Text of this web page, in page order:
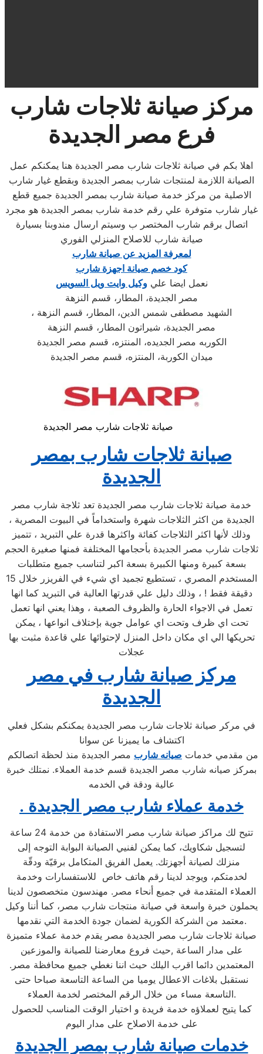
مركز صيانة ثلاجات شارب
فرع مصر الجديدة
اهلا بكم في صيانة ثلاجات شارب مصر الجديدة هنا يمكنكم عمل
الصيانة اللازمة لمنتجات شارب بمصر الجديدة وبقطع غيار شارب
الاصلية من مركز خدمة صيانة شارب بمصر الجديدة جميع قطع
غيار شارب متوفرة علي رقم خدمة شارب بمصر الجديدة هو مجرد
اتصال برقم شارب المختصر ب وسيتم ارسال مندوبنا بسيارة
صيانة شارب للاصلاح المنزلي الفوري
لمعرفة المزيد عن صيانة شارب
كود خصم صيانة اجهزة شارب
نعمل ايضا عليوكيل وايت ويل السويس
مصر الجديدة، المطار، قسم النزهة
، الشهيد مصطفى شمس الدين، المطار، قسم النزهة
مصر الجديدة، شيراتون المطار، قسم النزهة
الكوربه مصر الجديده، المنتزه، قسم مصر الجديدة
ميدان الكوربة، المنتزه، قسم مصر الجديدة
صيانة ثلاجات شارب مصر الجديدة
صيانة ثلاجات شارب بمصر
الجديدة
خدمة صيانة ثلاجات شارب مصر الجديدة تعد ثلاجة شارب مصر
الجديدة من اكثر الثلاجات شهرة واستخداماً في البيوت المصرية ،
وذلك لأنها اكثر الثلاجات كفائة واكثرها قدرة علي التبريد ، تتميز
ثلاجات شارب مصر الجديدة بأحجامها المختلفة فمنها صغيرة الحجم
بسعة كبيرة ومنها الكبيرة بسعة اكبر لتناسب جميع متطلبات
المستخدم المصري ، تستطيع تجميد اي شيء في الفريزر خلال 15
دقيقة فقط ! ، وذلك دليل علي قدرتها العالية في التبريد كما انها
تعمل في الاجواء الحارة والظروف الصعبة ، وهذا يعني انها تعمل
تحت اي ظرف وتحت اي عوامل جوية بإختلاف انواعها ، يمكن
تحريكها الي اي مكان داخل المنزل لإحتوائها علي قاعدة مثبت بها
عجلات
مركز صيانة شارب في مصر
الجديدة
في مركر صيانة ثلاجات شارب مصر الجديدة يمكنكم بشكل فعلي
اكتشاف ما يميزنا عن سوانا
من مقدمي خدمات صيانه شارب مصر الجديدة منذ لحظة اتصالكم
بمركز صيانه شارب مصر الجديدة قسم خدمة العملاء. نمتلك خبرة
عالية ودقة في الخدمه
. خدمة عملاء شارب مصر الجديدة
تتيح لك مراكز صيانة شارب مصر الاستفادة من خدمة 24 ساعة
لتسجيل شكاويك، كما يمكن لفنيي الصيانة البوابة التوجه إلى
منزلك لصيانة أجهزتك. يعمل الفريق المتكامل برقيّة ودقّة
لخدمتكم، ويوجد لدينا رقم هاتف خاص للاستفسارات وخدمة
العملاء المتقدمة في جميع أنحاء مصر. مهندسون متخصصون لدينا
يحملون خبرة واسعة في صيانة منتجات شارب مصر، كما أننا وكيل
معتمد من الشركة الكورية لضمان جودة الخدمة التي نقدمها.
صيانة ثلاجات شارب مصر الجديدة مصر يقدم خدمة عملاء متميزة
على مدار الساعة ,حيث فروع معارضنا للصيانة والموزعين
المعتمدين دائما اقرب اليلك حيث اننا نغطي جميع محافظة مصر.
نستقبل بلاغات الاعطال يوميا من الساعة التاسعة صباحا حتى
التاسعة مساء من خلال الرقم المختصر لخدمة العملاء.
كما يتيح لعملاؤه خدمة فريدة و اختيار الوقت المناسب للحصول
على خدمة الاصلاح على مدار اليوم
خدمات صيانة شارب بمصر الجديدة